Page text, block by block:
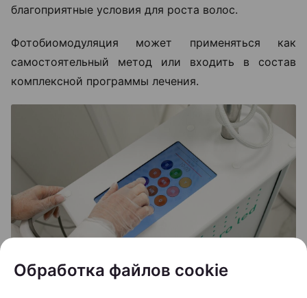
благоприятные условия для роста волос.
Фотобиомодуляция может применяться как
самостоятельный метод или входить в состав
комплексной программы лечения.
Обработка файлов cookie